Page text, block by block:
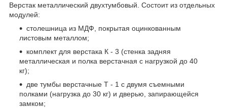
Верстак металлический двухтумбовый. Состоит из отдельных
модулей:
столешница из МДФ, покрытая оцинкованным
листовым металлом;
комплект для верстака К - 3 (стенка задняя
металлическая и полка верстачная с нагрузкой до 40
кг);
две тумбы верстачные Т - 1 с двумя съемными
полками (нагрузка до 30 кг) и дверью, запирающейся
замком;